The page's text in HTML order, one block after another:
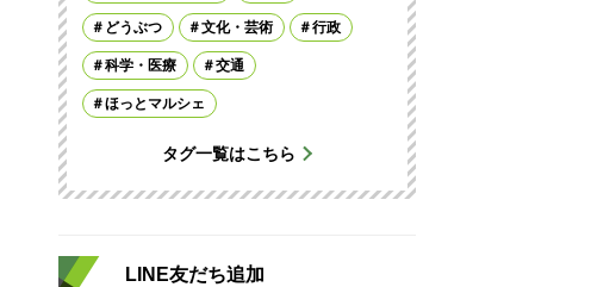
どうぶつ 文化・芸術 行政
科学・医療 交通
ほっとマルシェ
タグ一覧はこちら
LINE友だち追加